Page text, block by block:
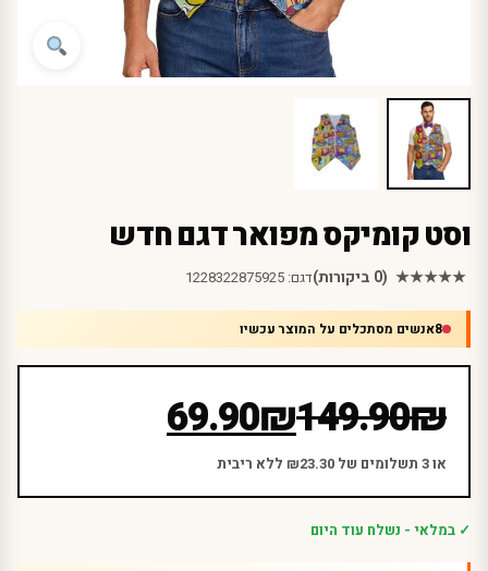
וסט קומיקס מפואר דגם חדש
★★★★★ (0 ביקורות) דגם: 1228322875925
8אנשים מסתכלים על המוצר עכשיו
₪
149.90המחיר
המקורי
היה:
₪
69.90
המחיר
הנוכחי
הוא:או 3 תשלומים של ₪23.30 ללא ריבית
✓ במלאי - נשלח עוד היום